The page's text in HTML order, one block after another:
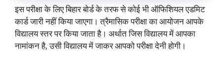
इस परीक्षा के लिए बिहार बोर्ड के तरफ से कोई भी ऑफिशियल एडमिट
कार्ड जारी नहीं किया जाएगा। त्रैमासिक परीक्षा का आयोजन आपके
विद्यालय स्तर पर किया जाता है। अर्थात जिस विद्यालय में आपका
नामांकन है, उसी विद्यालय में जाकर आपको परीक्षा देनी होगी।